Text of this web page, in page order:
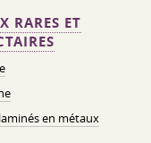
RARES ET
en métaux